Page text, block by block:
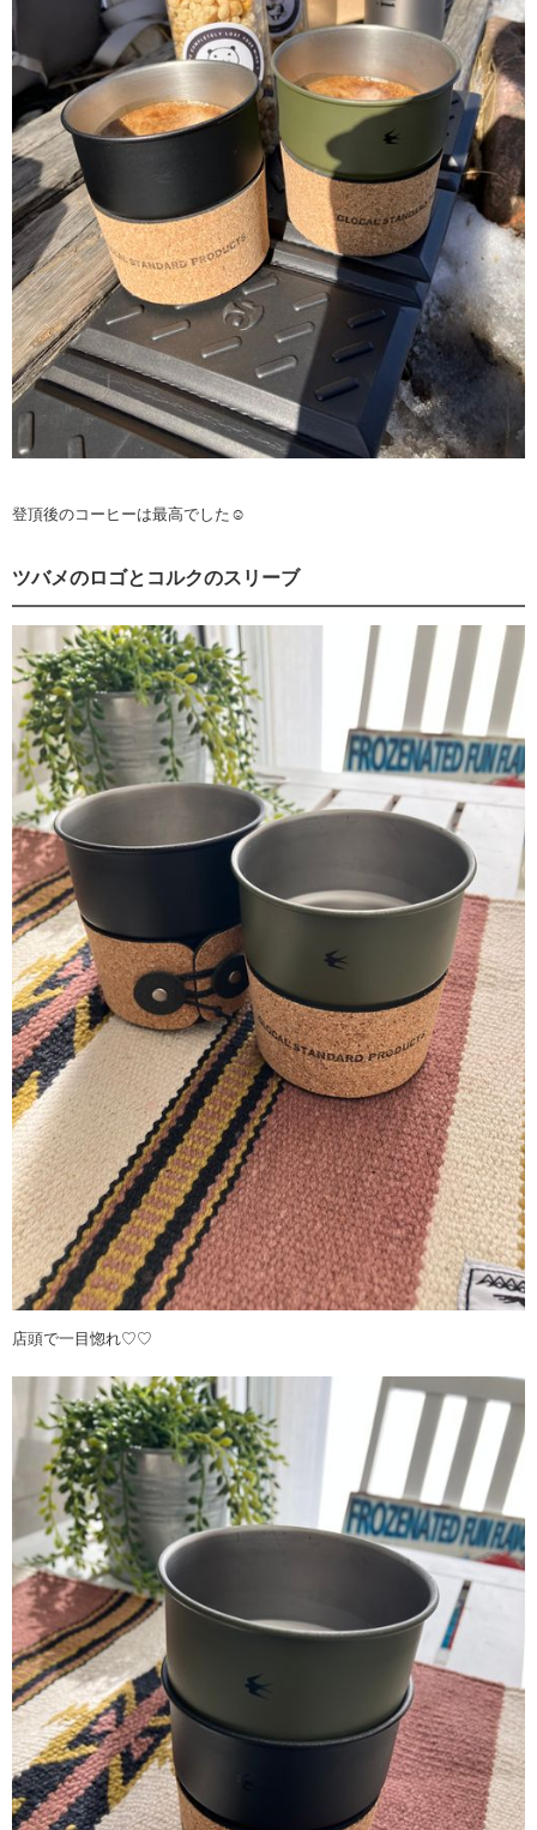
登頂後のコーヒーは最高でした☺️
ツバメのロゴとコルクのスリーブ
店頭で一目惚れ♡♡